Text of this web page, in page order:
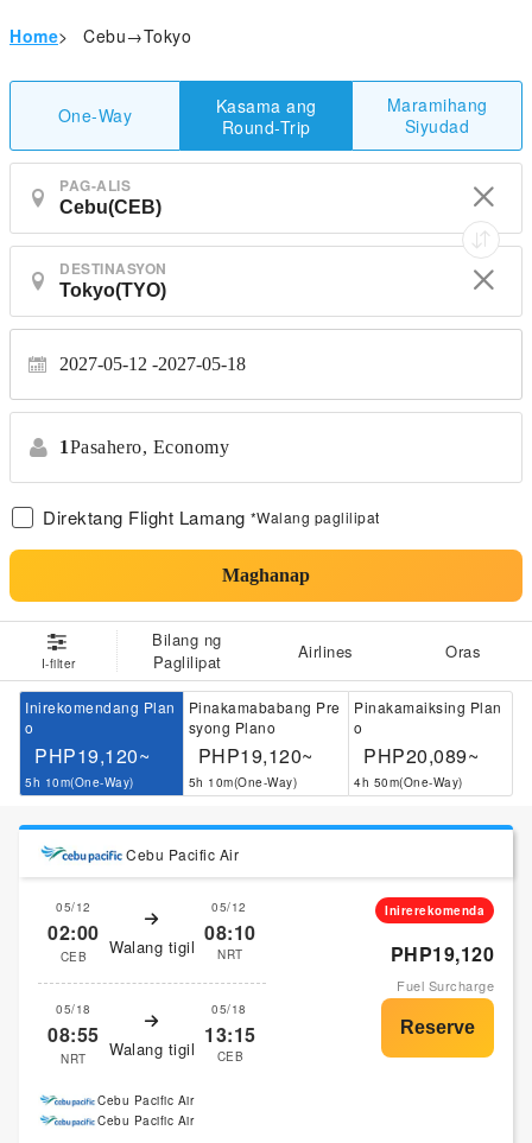
Home> Cebu→Tokyo
One-Way
Kasama ang
Round-Trip
Maramihang
Siyudad
PAG-ALIS
DESTINASYON
2027-05-12 2027-05-18
1Pasahero, Economy
Direktang Flight Lamang *Walang paglilipat
Maghanap
I-filter
Bilang ng
Paglilipat
Airlines Oras
Inirekomendang Plan
o
PHP19,120~
5h 10m(One-Way)
Pinakamababang Pre
syong Plano
PHP19,120~
5h 10m(One-Way)
Pinakamaiksing Plan
o
PHP20,089~
4h 50m(One-Way)
Cebu Pacific Air
05/12
02:00
CEB Walang tigil
05/12
08:10
NRT
05/18
08:55
NRT Walang tigil
05/18
13:15
CEB
Inirerekomenda
PHP19,120
Fuel Surcharge
Cebu Pacific Air
Cebu Pacific Air